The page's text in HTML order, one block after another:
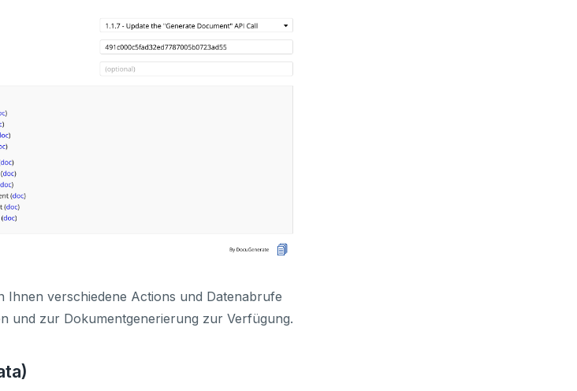
Ihnen verschiedene Actions und Datenabrufe
und zur Dokumentgenerierung zur Verfügung.